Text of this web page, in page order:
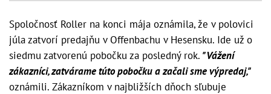
Spoločnosť Roller na konci mája oznámila, že v polovici
júla zatvorí predajňu v Offenbachu v Hesensku. Ide už o
siedmu zatvorenú pobočku za posledný rok. "Vážení
zákazníci, zatvárame túto pobočku a začali sme výpredaj,"
oznámili. Zákazníkom v najbližších dňoch sľubuje